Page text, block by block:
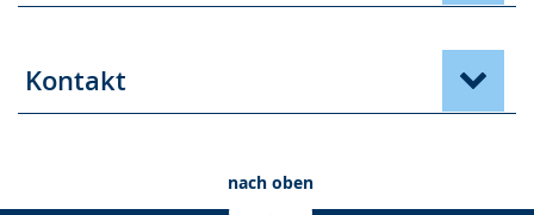
Kontakt
nach oben